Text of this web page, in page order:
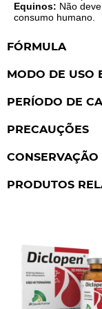
Equinos: Não
consumo humano.
FÓRMULA
MODO DE USO
PERÍODO DE
PRECAUÇÕES
CONSERVAÇÃO
PRODUTOS